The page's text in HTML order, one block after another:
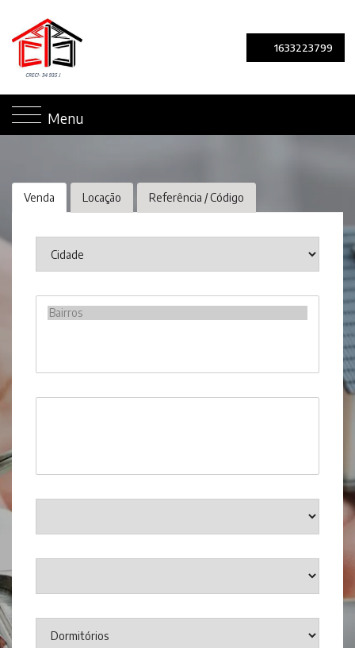
1633223799
Menu
Venda Locação Referência / Código